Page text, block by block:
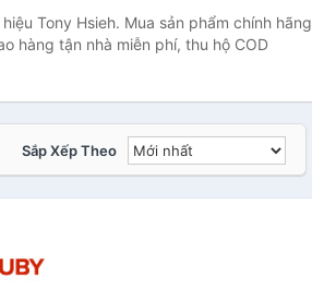
Tony Hsieh. Mua sản phẩm chính hãng
hàng tận nhà miễn phí, thu hộ COD
Sắp Xếp Theo